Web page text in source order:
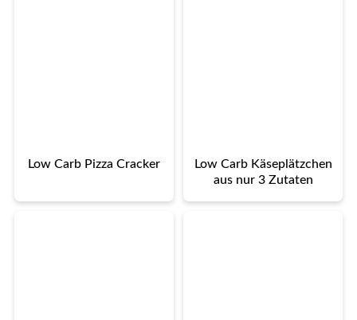
Low Carb Pizza Cracker
Low Carb Käseplätzchen
aus nur 3 Zutaten